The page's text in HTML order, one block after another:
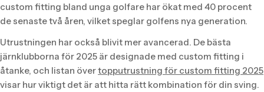
custom fitting bland unga golfare har ökat med 40 procent
de senaste två åren, vilket speglar golfens nya generation.
Utrustningen har också blivit mer avancerad. De bästa
järnklubborna för 2025 är designade med custom fitting i
åtanke, och listan övertopputrustning för custom fitting 2025
visar hur viktigt det är att hitta rätt kombination för din sving.